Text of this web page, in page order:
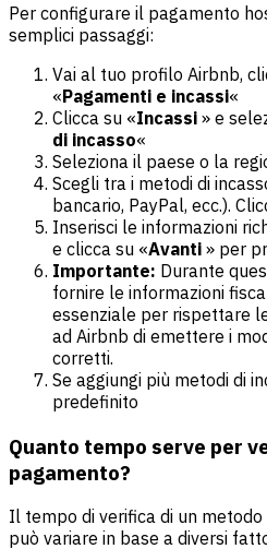
Per configurare il pagamento
semplici passaggi:
Vai al tuo profilo Airbnb,
«Pagamenti e incassi«
Clicca su «Incassi » e
di incasso«
Seleziona il paese o la
Scegli tra i metodi di
bancario, PayPal, ecc.).
Inserisci le informazioni
e clicca su «Avanti » per
Importante: Durante
fornire le informazioni
essenziale per rispettare
ad Airbnb di emettere i
corretti.
Se aggiungi più metodi di
predefinito
Quanto tempo serve per
pagamento?
Il tempo di verifica di un
può variare in base a diversi